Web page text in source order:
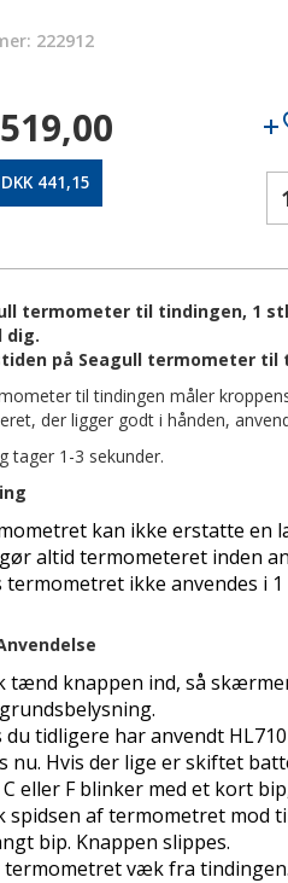
222912
441,15
termometer til tindingen, 1
dig.
på Seagull termometer til
til tindingen måler
der ligger godt i hånden,
tager 1-3 sekunder.
kan ikke erstatte en
altid termometeret inden
termometret ikke anvendes i
tænd knappen ind, så
du tidligere har anvendt
nu. Hvis der lige er skiftet
eller F blinker med et kort
spidsen af termometret mod
bip. Knappen slippes.
termometret væk fra